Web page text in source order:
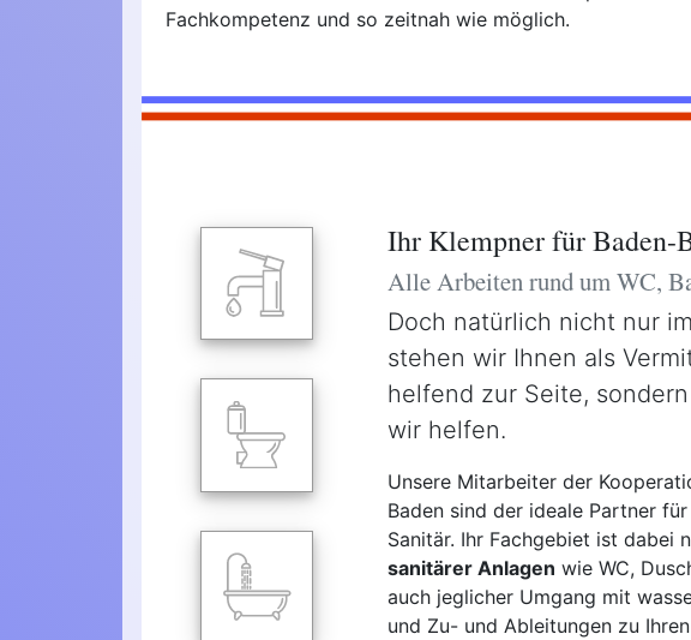
Fachkompetenz und so zeitnah wie möglich.
Ihr Klempner für Baden-
Alle Arbeiten rund um WC,
Doch natürlich nicht nur
stehen wir Ihnen als
helfend zur Seite,
wir helfen.
Unsere Mitarbeiter der
Baden sind der ideale Partner
Sanitär. Ihr Fachgebiet ist dabei
sanitärer Anlagen wie WC,
auch jeglicher Umgang mit
und Zu- und Ableitungen zu